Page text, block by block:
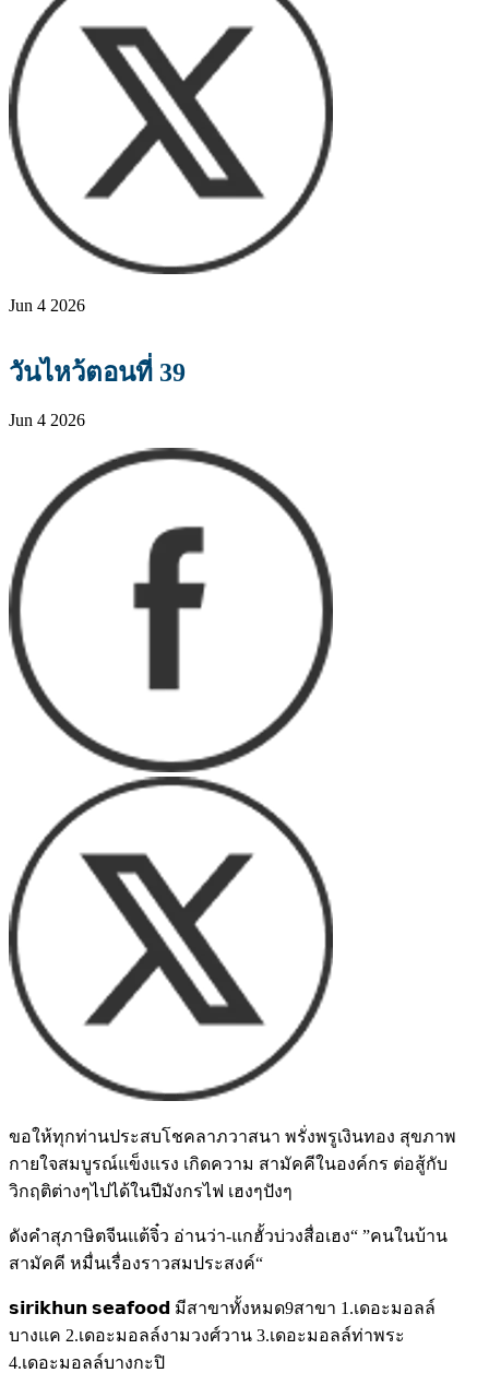
Jun 4 2026
วันไหว้ตอนที่ 39
Jun 4 2026
ขอให้ทุกท่านประสบโชคลาภวาสนา พรั่งพรูเงินทอง สุขภาพ
กายใจสมบูรณ์แข็งแรง เกิดความ สามัคคีในองค์กร ต่อสู้กับ
วิกฤติต่างๆไปได้ในปีมังกรไฟ เฮงๆปังๆ
ดังคำสุภาษิตจีนแต้จิ๋ว อ่านว่า-แกฮั้วบ่วงสื่อเฮง“ ”คนในบ้าน
สามัคคี หมื่นเรื่องราวสมประสงค์“
𝘀𝗶𝗿𝗶𝗸𝗵𝘂𝗻 𝘀𝗲𝗮𝗳𝗼𝗼𝗱 มีสาขาทั้งหมด9สาขา 1.เดอะมอลล์
บางแค 2.เดอะมอลล์งามวงศ์วาน 3.เดอะมอลล์ท่าพระ
4.เดอะมอลล์บางกะปิ